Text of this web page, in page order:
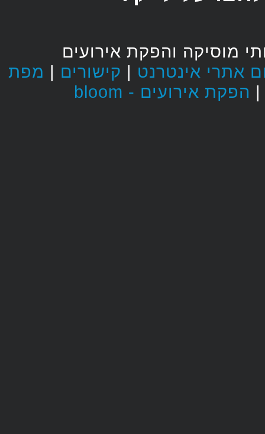
מוסיקה והפקת אירועים
| קישורים| מפת
הפקת אירועים - bloom